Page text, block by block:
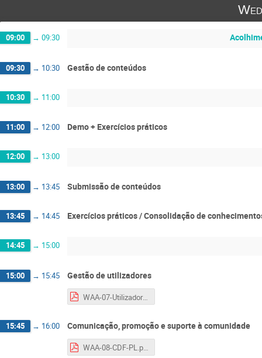
09:00 → 09:30
09:30 → 10:30 Gestão de conteúdos
10:30 → 11:00
11:00 → 12:00 Demo + Exercícios práticos
12:00 → 13:00
13:00 → 13:45 Submissão de conteúdos
13:45 → 14:45 Exercícios práticos / Consolidação de
14:45 → 15:00
15:00 → 15:45 Gestão de utilizadores
WAA-07-Utilizadores.pdf
15:45 → 16:00 Comunicação, promoção e suporte à comunidade
WAA-08-CDF-PL.pdf